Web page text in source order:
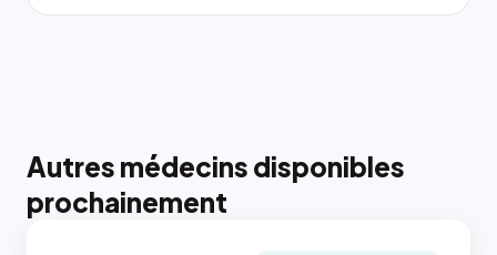
Autres médecins disponibles
prochainement
puisque la
photo est
recadrée